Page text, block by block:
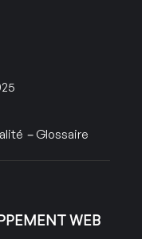
– Glossaire
WEB